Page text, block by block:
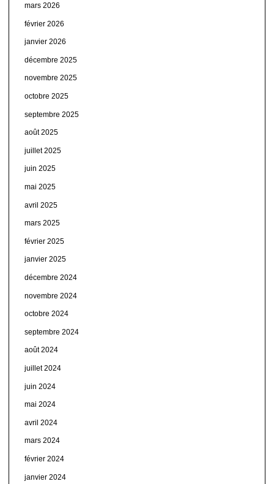
mars 2026
février 2026
janvier 2026
décembre 2025
novembre 2025
octobre 2025
septembre 2025
août 2025
juillet 2025
juin 2025
mai 2025
avril 2025
mars 2025
février 2025
janvier 2025
décembre 2024
novembre 2024
octobre 2024
septembre 2024
août 2024
juillet 2024
juin 2024
mai 2024
avril 2024
mars 2024
février 2024
janvier 2024